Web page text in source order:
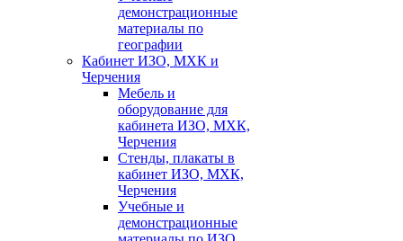
демонстрационные
материалы по
географии
Кабинет ИЗО, МХК и
Черчения
Мебель и
оборудование для
кабинета ИЗО, МХК,
Черчения
Стенды, плакаты в
кабинет ИЗО, МХК,
Черчения
Учебные и
демонстрационные